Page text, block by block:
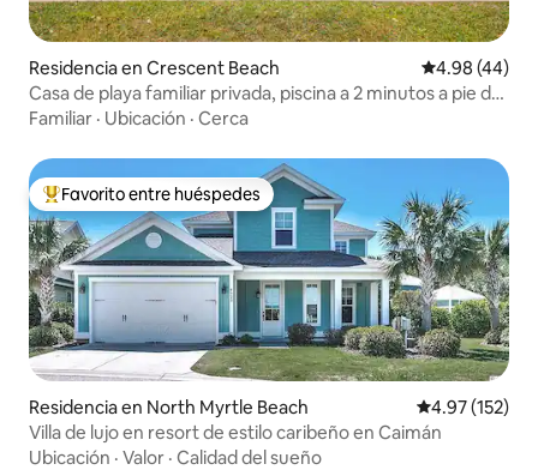
Residencia en Crescent Beach Calificación
4.98 (44)
Casa de playa familiar privada, piscina a 2 minutos a pie de
la playa
Familiar · Ubicación · Cerca
De los mejores en Favorito entre huéspedes
Favorito entre huéspedes
Residencia en North Myrtle Beach Calificación
4.97 (152)
Villa de lujo en resort de estilo caribeño en Caimán
Ubicación · Valor · Calidad del sueño